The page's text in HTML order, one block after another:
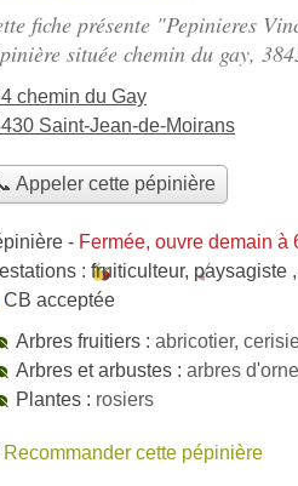
fiche présente "Pepinieres
située chemin du gay,
chemin du Gay
Saint-Jean-de-Moirans
Appeler cette pépinière
- Fermée, ouvre demain à
: fruiticulteur, paysagiste ,
CB acceptée
Arbres fruitiers : abricotier,
Arbres et arbustes : arbres
Plantes : rosiers
Recommander cette pépinière